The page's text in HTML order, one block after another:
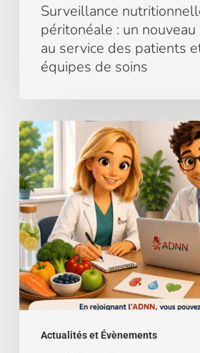
équipes
Surveillance
péritonéale : un
au service des patients
équipes de soins
Actualités et Évènements
Rejoignez
l’
ADNN
!